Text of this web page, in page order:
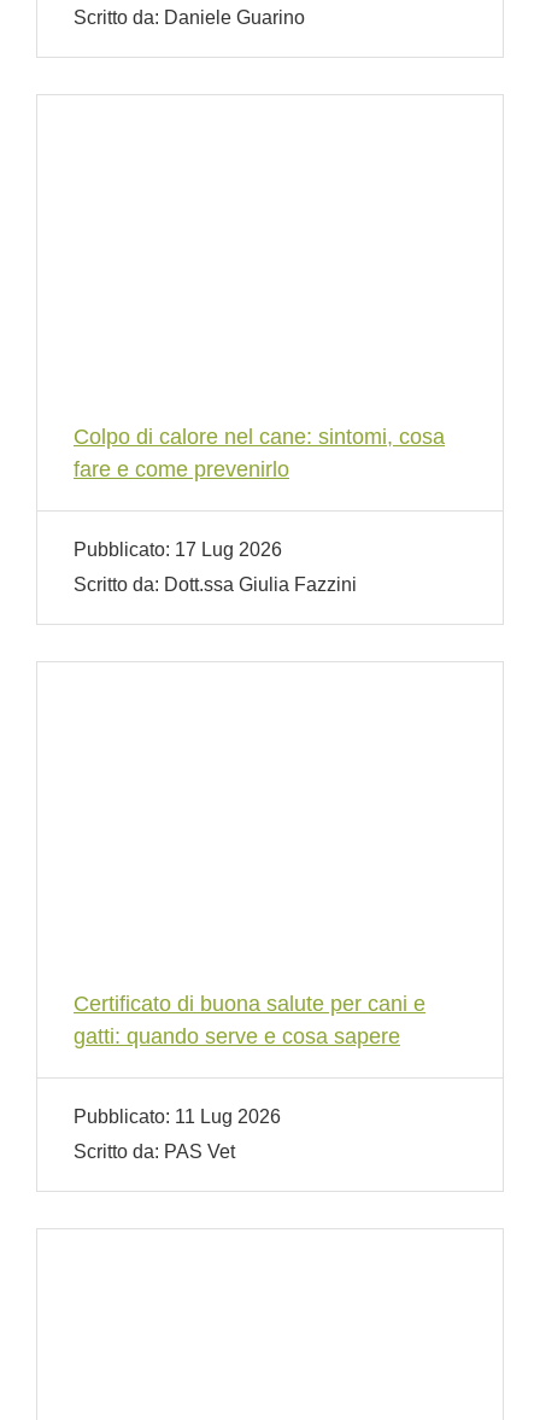
Scritto da: Daniele Guarino
Colpo di calore nel cane: sintomi, cosa
fare e come prevenirlo
Pubblicato: 17 Lug 2026
Scritto da: Dott.ssa Giulia Fazzini
Certificato di buona salute per cani e
gatti: quando serve e cosa sapere
Pubblicato: 11 Lug 2026
Scritto da: PAS Vet